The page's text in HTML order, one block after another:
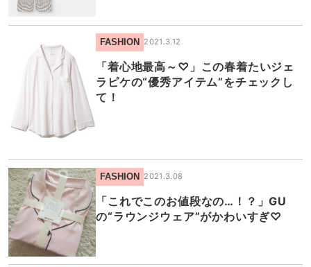
FASHION 2021.3.12
「着心地最高～♡」この春着たいジェ
ラピケの“優秀アイテム”をチェックし
て！
FASHION 2021.3.08
「これでこのお値段なの…！？」GU
の“ラウンジウェア”がかわいすぎ♡